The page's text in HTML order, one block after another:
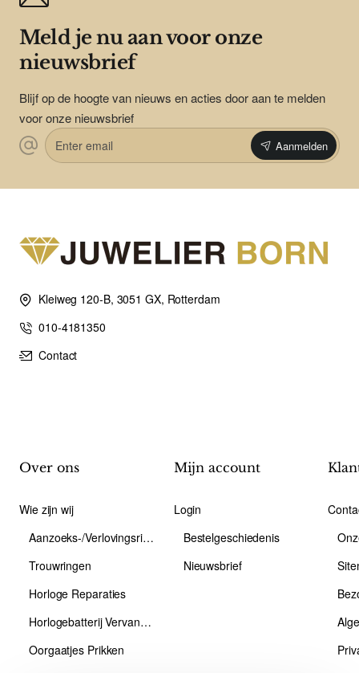
Meld je nu aan voor onze
nieuwsbrief
Blijf op de hoogte van nieuws en acties door aan te melden
voor onze nieuwsbrief
Enter
email
Aanmelden
Kleiweg 120-B, 3051 GX, Rotterdam
010-4181350
Contact
Over ons
Wie zijn wij
Aanzoeks-/Verlovingsring
Trouwringen
Horloge Reparaties
Horlogebatterij Vervangen
Oorgaatjes Prikken
Mijn account
Login
Bestelgeschiedenis
Nieuwsbrief